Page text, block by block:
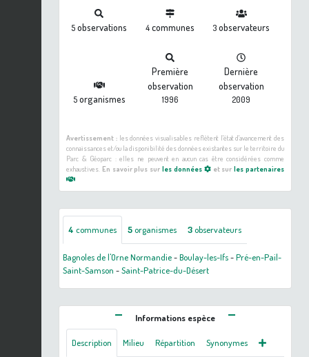
5observations 4communes 3observateurs
5organismes
Première
observation
1996
Dernière
observation
2009
Avertissement :les données visualisables reflètent l'état d'avancement des
connaissances et/ou la disponibilité des données existantes sur le territoire du
Parc & Géoparc : elles ne peuvent en aucun cas être considérées comme
exhaustives. En savoir plus sur les données et surles partenaires
4 communes 5organismes 3observateurs
Bagnoles de l'Orne Normandie-Boulay-les-Ifs-Pré-en-Pail-
Saint-Samson -Saint-Patrice-du-Désert
Informations espèce
Description Milieu Répartition Synonymes